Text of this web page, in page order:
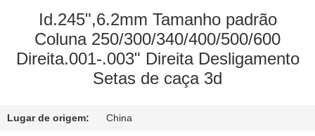
FÁBRICA
CONTROLE
Id.245",6.2mm Tamanho padrão
Coluna 250/300/340/400/500/600
Direita.001-.003" Direita Desligamento
Setas de caça 3d
Lugar de origem: China